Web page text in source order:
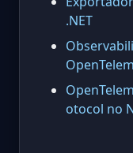
.NET
otocol no